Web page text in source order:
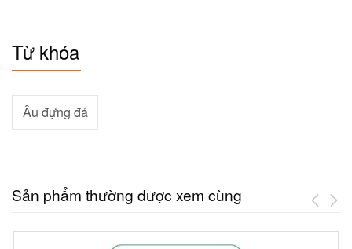
Từ khóa
Âu đựng đá
Sản phẩm thường được xem cùng